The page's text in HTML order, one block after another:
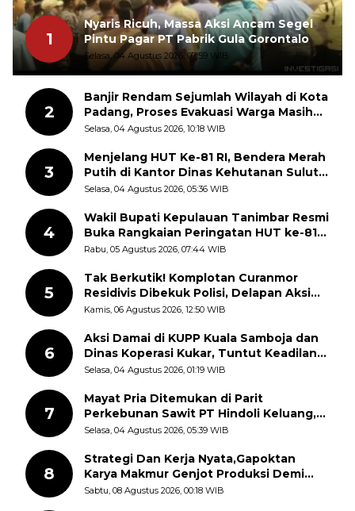
1
Nyaris Ricuh, Massa Aksi Ancam Segel
Pintu Pagar PT Pabrik Gula Gorontalo
Selasa, 04 Agustus 2026, 07:59 WIB
2
Banjir Rendam Sejumlah Wilayah di Kota
Padang, Proses Evakuasi Warga Masih
Berlangsung
Selasa, 04 Agustus 2026, 10:18 WIB
3
Menjelang HUT Ke-81 RI, Bendera Merah
Putih di Kantor Dinas Kehutanan Sulut
Disorot Warga
Selasa, 04 Agustus 2026, 05:36 WIB
4
Wakil Bupati Kepulauan Tanimbar Resmi
Buka Rangkaian Peringatan HUT ke-81
Kemerdekaan RI, ASN Diajak Perkuat
Rabu, 05 Agustus 2026, 07:44 WIB
5
Tak Berkutik! Komplotan Curanmor
Residivis Dibekuk Polisi, Delapan Aksi
Curanmor Di Candipuro Terungkap
Kamis, 06 Agustus 2026, 12:50 WIB
6
Aksi Damai di KUPP Kuala Samboja dan
Dinas Koperasi Kukar, Tuntut Keadilan
dan Kesempatan Kerja yang Adil
Selasa, 04 Agustus 2026, 01:19 WIB
7
Mayat Pria Ditemukan di Parit
Perkebunan Sawit PT Hindoli Keluang,
Polisi Selidiki Penyebab Kematian
Selasa, 04 Agustus 2026, 05:39 WIB
8
Strategi Dan Kerja Nyata,Gapoktan
Karya Makmur Genjot Produksi Demi
Swasembada Pangan
Sabtu, 08 Agustus 2026, 00:18 WIB